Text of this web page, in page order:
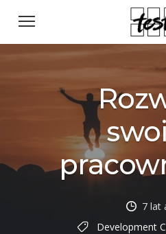
7 lat
Development